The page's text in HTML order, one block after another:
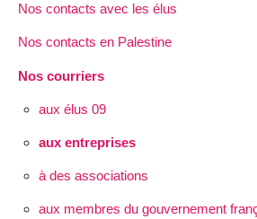
Nos contacts avec les élus
Nos contacts en Palestine
Nos courriers
aux élus 09
aux entreprises
à des associations
aux membres du gouvernement